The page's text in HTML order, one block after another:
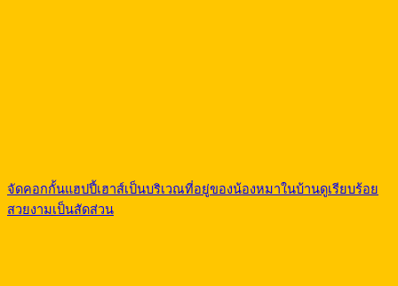
จัดคอกกั้นแฮปปี้เฮาส์เป็นบริเวณที่อยู่ของน้องหมาในบ้านดูเรียบร้อย
สวยงามเป็นสัดส่วน